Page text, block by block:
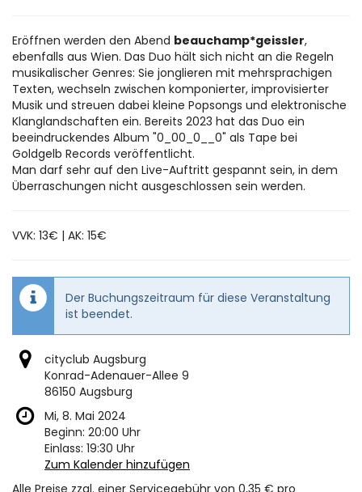
Eröffnen werden den Abend beauchamp*geissler,
ebenfalls aus Wien. Das Duo hält sich nicht an die Regeln
musikalischer Genres: Sie jonglieren mit mehrsprachigen
Texten, wechseln zwischen komponierter, improvisierter
Musik und streuen dabei kleine Popsongs und elektronische
Klanglandschaften ein. Bereits 2023 hat das Duo ein
beeindruckendes Album "0_00_0__0" als Tape bei
Goldgelb Records veröffentlicht.
Man darf sehr auf den Live-Auftritt gespannt sein, in dem
Überraschungen nicht ausgeschlossen sein werden.
VVK: 13€ | AK: 15€
Der Buchungszeitraum für diese Veranstaltung
ist beendet.
cityclub Augsburg
Konrad-Adenauer-Allee 9
86150 Augsburg
Mi, 8. Mai 2024
Beginn: 20:00 Uhr
Einlass: 19:30 Uhr
Zum Kalender hinzufügen
Alle Preise zzgl. einer Servicegebühr von 0,35 € pro